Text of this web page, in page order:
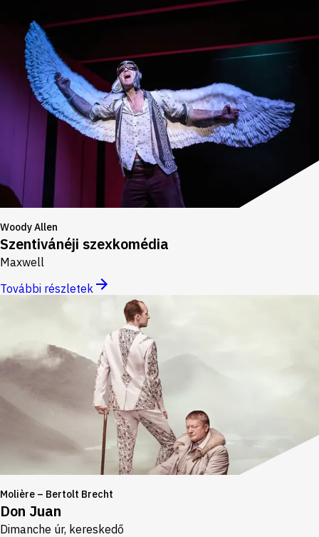
Woody Allen
Szentivánéji szexkomédia
Maxwell
További részletek
Molière – Bertolt Brecht
Don Juan
Dimanche úr, kereskedő